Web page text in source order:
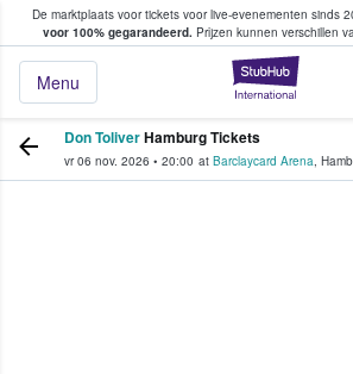
De marktplaats voor tickets voor live-evenementen sinds
voor 100% gegarandeerd.Prijzen kunnen verschillen
Menu
tickets kopen en
Don ToliverHamburg Tickets
vr 06 nov. 2026 • 20:00 at Barclaycard Arena,